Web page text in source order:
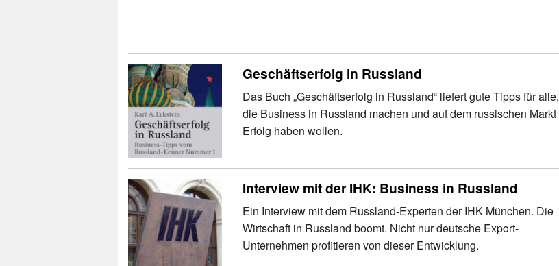
Geschäftserfolg in Russland
Das Buch „Geschäftserfolg in Russland“ liefert gute Tipps für alle,
die Business in Russland machen und auf dem russischen Markt
Erfolg haben wollen.
Interview mit der IHK: Business in Russland
Ein Interview mit dem Russland-Experten der IHK München. Die
Wirtschaft in Russland boomt. Nicht nur deutsche Export-
Unternehmen profitieren von dieser Entwicklung.